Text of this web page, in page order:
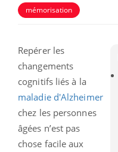
mémorisation
Repérer les
changements
cognitifs liés à la
maladie d'Alzheimer
chez les personnes
âgées n’est pas
chose facile aux